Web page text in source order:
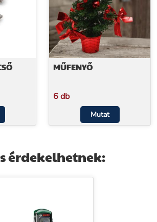
MŰFENYŐ
6 db
Mutat
érdekelhetnek: